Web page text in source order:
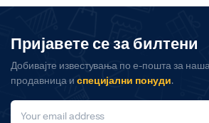
Пријавете се за билтени
Добивајте известувања по е-пошта за
продавница и специјални понуди.